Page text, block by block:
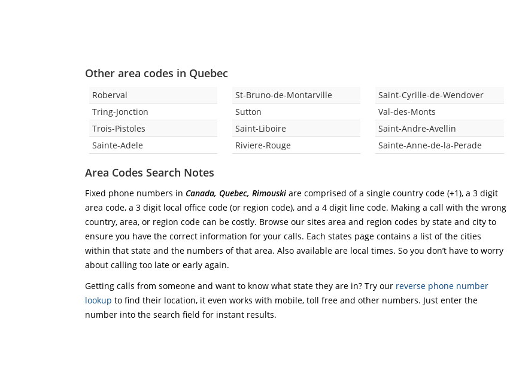
Other area codes in Quebec
Roberval
Tring-Jonction
Trois-Pistoles
Sainte-Adele
St-Bruno-de-Montarville
Sutton
Saint-Liboire
Riviere-Rouge
Saint-Cyrille-de-Wendover
Val-des-Monts
Saint-Andre-Avellin
Sainte-Anne-de-la-Perade
Area Codes Search Notes
Fixed phone numbers in Canada, Quebec, Rimouski are comprised of a single country code (+1), a 3 digit
area code, a 3 digit local office code (or region code), and a 4 digit line code. Making a call with the wrong
country, area, or region code can be costly. Browse our sites area and region codes by state and city to
ensure you have the correct information for your calls. Each states page contains a list of the cities
within that state and the numbers of that area. Also available are local times. So you don’t have to worry
about calling too late or early again.
Getting calls from someone and want to know what state they are in? Try our reverse phone number
lookup to find their location, it even works with mobile, toll free and other numbers. Just enter the
number into the search field for instant results.